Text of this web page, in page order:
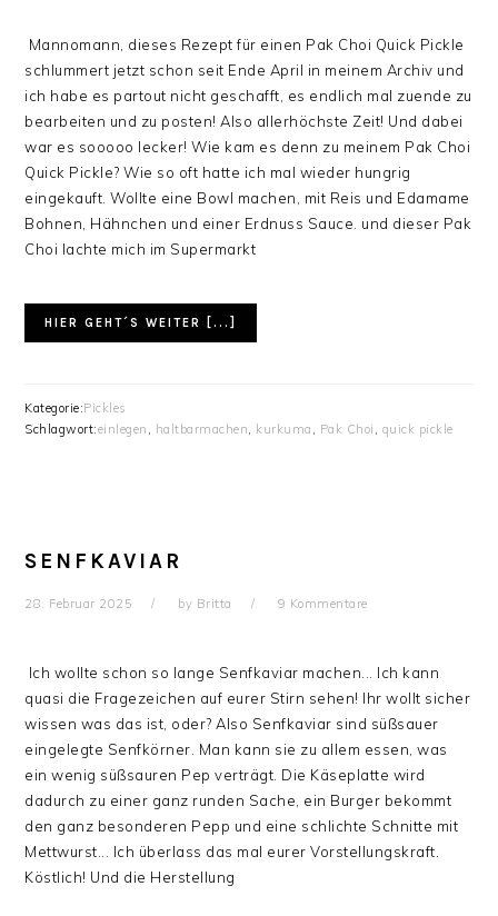
Mannomann, dieses Rezept für einen Pak Choi Quick Pickle
schlummert jetzt schon seit Ende April in meinem Archiv und
ich habe es partout nicht geschafft, es endlich mal zuende zu
bearbeiten und zu posten! Also allerhöchste Zeit! Und dabei
war es sooooo lecker! Wie kam es denn zu meinem Pak Choi
Quick Pickle? Wie so oft hatte ich mal wieder hungrig
eingekauft. Wollte eine Bowl machen, mit Reis und Edamame
Bohnen, Hähnchen und einer Erdnuss Sauce. und dieser Pak
Choi lachte mich im Supermarkt
HIER GEHT´S WEITER [...]
Kategorie:Pickles
Schlagwort:einlegen , haltbarmachen, kurkuma , Pak Choi , quick pickle
SENFKAVIAR
28. Februar 2025 by Britta 9 Kommentare
Ich wollte schon so lange Senfkaviar machen... Ich kann
quasi die Fragezeichen auf eurer Stirn sehen! Ihr wollt sicher
wissen was das ist, oder? Also Senfkaviar sind süßsauer
eingelegte Senfkörner. Man kann sie zu allem essen, was
ein wenig süßsauren Pep verträgt. Die Käseplatte wird
dadurch zu einer ganz runden Sache, ein Burger bekommt
den ganz besonderen Pepp und eine schlichte Schnitte mit
Mettwurst... Ich überlass das mal eurer Vorstellungskraft.
Köstlich! Und die Herstellung